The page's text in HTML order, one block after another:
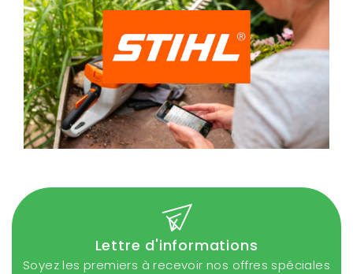
Lettre d'informations
Soyez les premiers à recevoir nos offres spéciales